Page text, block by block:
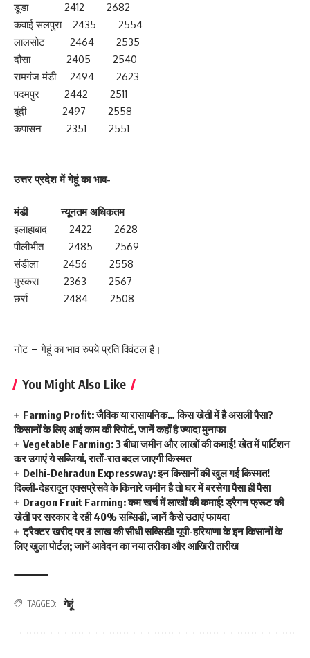
डूडा 2412 2682
कवाई सलपुरा 2435 2554
लालसोट 2464 2535
दौसा 2405 2540
रामगंज मंडी 2494 2623
पदमपुर 2442 2511
बूंदी 2497 2558
कपासन 2351 2551
उत्तर प्रदेश में गेहूं का भाव-
मंडी न्‍यूनतम अध‍िकतम
इलाहाबाद 2422 2628
पीलीभीत 2485 2569
संडीला 2456 2558
मुस्करा 2363 2567
छर्रा 2484 2508
नोट – गेहूं का भाव रुपये प्रति क्विंटल है।
You Might Also Like
Farming Profit: जैविक या रासायनिक… किस खेती में है असली पैसा?
किसानों के लिए आई काम की रिपोर्ट, जानें कहाँ है ज्यादा मुनाफा
Vegetable Farming: 3 बीघा जमीन और लाखों की कमाई! खेत में पार्टिशन
कर उगाएं ये सब्जियां, रातों-रात बदल जाएगी किस्मत
Delhi-Dehradun Expressway: इन किसानों की खुल गई किस्मत!
दिल्ली-देहरादून एक्सप्रेसवे के किनारे जमीन है तो घर में बरसेगा पैसा ही पैसा
Dragon Fruit Farming: कम खर्च में लाखों की कमाई! ड्रैगन फ्रूट की
खेती पर सरकार दे रही 40% सब्सिडी, जानें कैसे उठाएं फायदा
ट्रैक्टर खरीद पर ₹3 लाख की सीधी सब्सिडी! यूपी-हरियाणा के इन किसानों के
लिए खुला पोर्टल; जानें आवेदन का नया तरीका और आखिरी तारीख
TAGGED: गेहूं